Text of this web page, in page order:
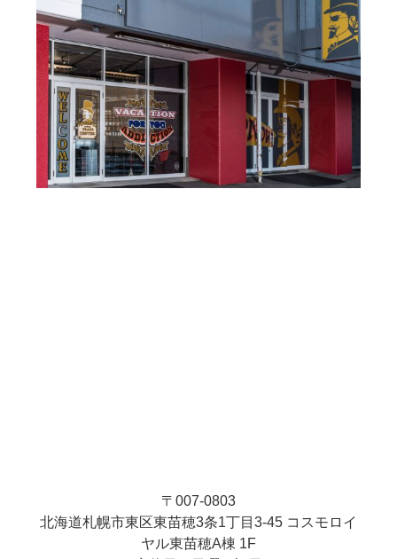
〒007-0803
北海道札幌市東区東苗穂3条1丁目3-45 コスモロイ
ヤル東苗穂A棟 1F